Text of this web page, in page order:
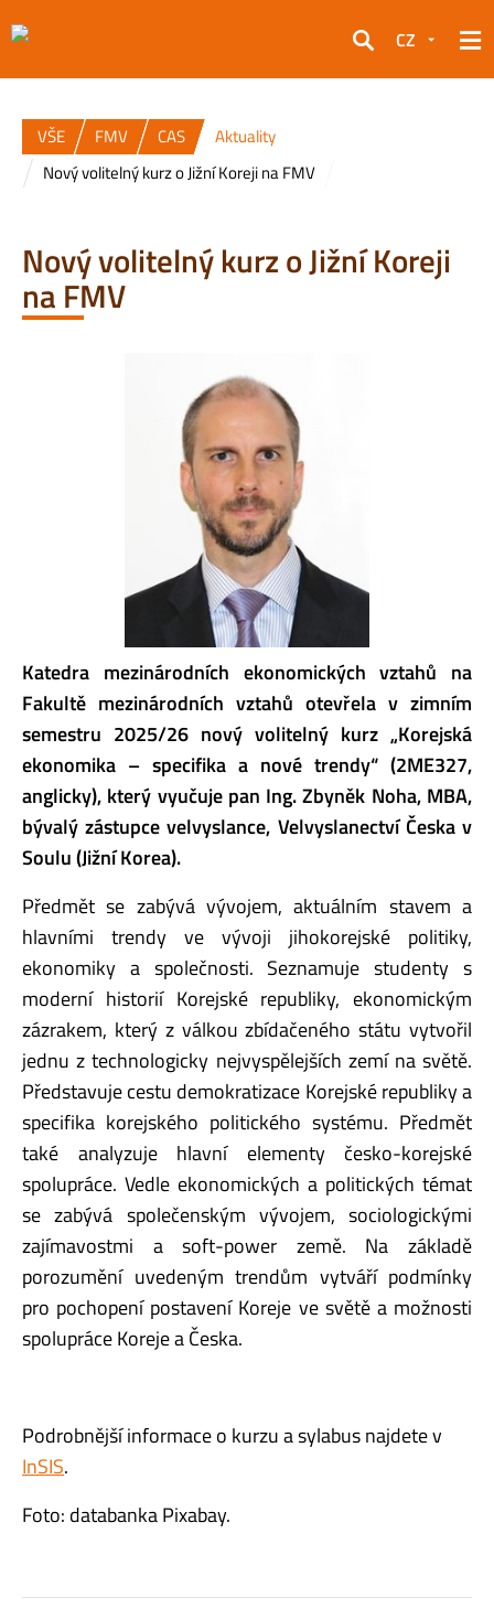
Hledat
CZ
VŠE FMV CAS
Aktuality
Nový volitelný kurz o Jižní Koreji na FMV
Nový volitelný kurz o Jižní Koreji
na FMV
Katedra mezinárodních ekonomických vztahů na
Fakultě mezinárodních vztahů otevřela v zimním
semestru 2025/26 nový volitelný kurz „Korejská
ekonomika – specifika a nové trendy“ (2ME327,
anglicky), který vyučuje pan Ing. Zbyněk Noha, MBA,
bývalý zástupce velvyslance, Velvyslanectví Česka v
Soulu (Jižní Korea).
Předmět se zabývá vývojem, aktuálním stavem a
hlavními trendy ve vývoji jihokorejské politiky,
ekonomiky a společnosti. Seznamuje studenty s
moderní historií Korejské republiky, ekonomickým
zázrakem, který z válkou zbídačeného státu vytvořil
jednu z technologicky nejvyspělejších zemí na světě.
Představuje cestu demokratizace Korejské republiky a
specifika korejského politického systému. Předmět
také analyzuje hlavní elementy česko-korejské
spolupráce. Vedle ekonomických a politických témat
se zabývá společenským vývojem, sociologickými
zajímavostmi a soft-power země. Na základě
porozumění uvedeným trendům vytváří podmínky
pro pochopení postavení Koreje ve světě a možnosti
spolupráce Koreje a Česka.
Podrobnější informace o kurzu a sylabus najdete v
InSIS.
Foto: databanka Pixabay.